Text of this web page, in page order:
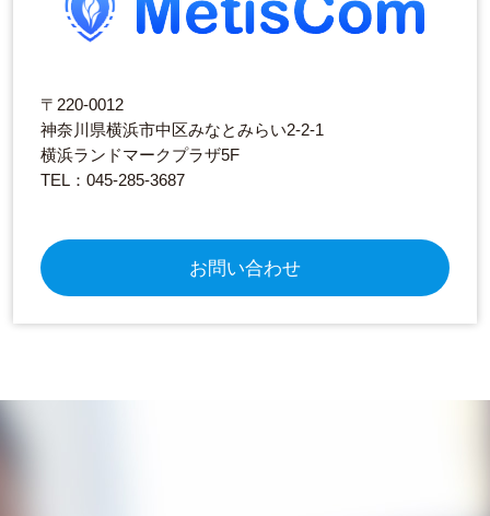
〒220-0012
神奈川県横浜市中区みなとみらい2-2-1
横浜ランドマークプラザ5F
TEL：045-285-3687
お問い合わせ